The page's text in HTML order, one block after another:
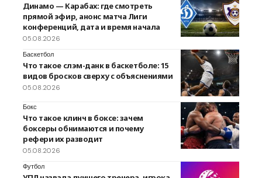
Динамо — Карабах: где смотреть
прямой эфир, анонс матча Лиги
конференций, дата и время начала
05.08.2026
Баскетбол
Что такое слэм-данк в баскетболе: 15
видов бросков сверху с объяснениями
05.08.2026
Бокс
Что такое клинч в боксе: зачем
боксеры обнимаются и почему
рефери их разводит
05.08.2026
Футбол